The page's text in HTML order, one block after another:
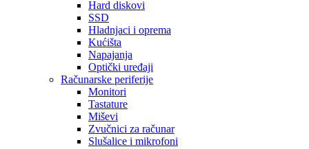
Hard diskovi
SSD
Hladnjaci i oprema
Kućišta
Napajanja
Optički uređaji
Računarske periferije
Monitori
Tastature
Miševi
Zvučnici za računar
Slušalice i mikrofoni